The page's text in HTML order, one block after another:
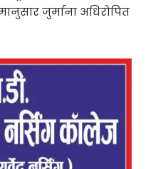
जुर्माना अधिरोपित